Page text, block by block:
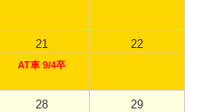
21
AT車 9/4卒
22
28 29